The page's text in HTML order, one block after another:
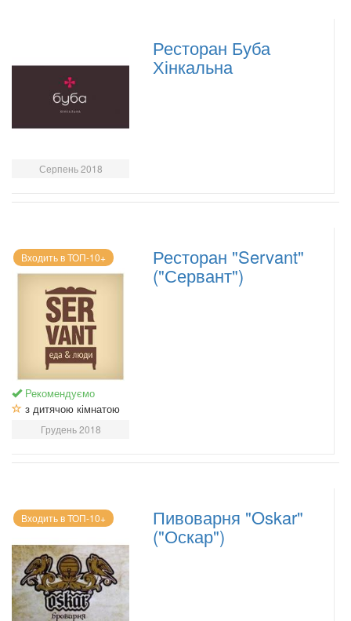
Серпень 2018
Ресторан Буба
Хінкальна
Входить в ТОП-10+
Рекомендуємо
з дитячою кімнатою
Грудень 2018
Ресторан "Servant"
("Сервант")
Входить в ТОП-10+ Пивоварня "Oskar"
("Оскар")